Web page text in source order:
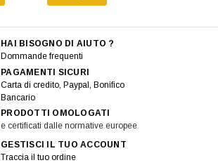
HAI BISOGNO DI AIUTO ?
Dommande frequenti
PAGAMENTI SICURI
Carta di credito, Paypal, Bonifico
Bancario
PRODOTTI OMOLOGATI
e certificati dalle normative europee
GESTISCI IL TUO ACCOUNT
Traccia il tuo ordine